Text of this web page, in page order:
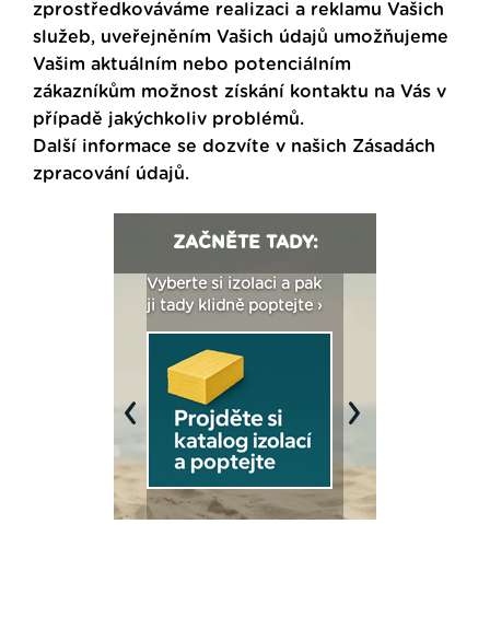
zprostředkováváme realizaci a reklamu Vašich
služeb, uveřejněním Vašich údajů umožňujeme
Vašim aktuálním nebo potenciálním
zákazníkům možnost získání kontaktu na Vás v
případě jakýchkoliv problémů.
Další informace se dozvíte v našich Zásadách
zpracování údajů.
ZAČNĚTE TADY:
Vyberte si izolaci a pak
ji tady klidně poptejte ›
Previous Next